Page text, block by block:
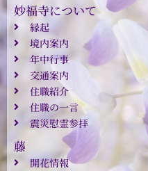
妙福寺について
縁起
境内案内
年中行事
交通案内
住職紹介
住職の一言
震災慰霊参拝
藤
開花情報